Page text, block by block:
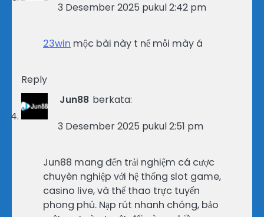
3 Desember 2025 pukul 2:42 pm
23win mộc bài này t nể mỗi mày á
Reply
Jun88 berkata:
3 Desember 2025 pukul 2:51 pm
Jun88 mang đến trải nghiệm cá cược
chuyên nghiệp với hệ thống slot game,
casino live, và thể thao trực tuyến
phong phú. Nạp rút nhanh chóng, bảo